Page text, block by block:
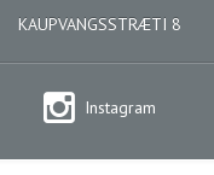
KAUPVANGSSTRÆTI 8
Instagram